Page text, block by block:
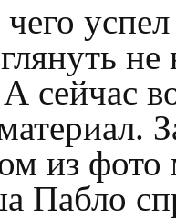
успел
сейчас
из
Пабло